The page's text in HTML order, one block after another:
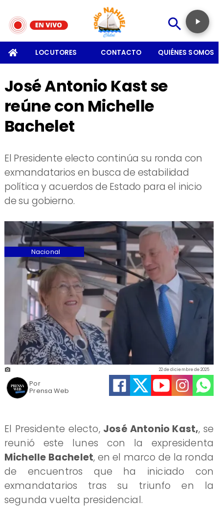
LOCUTORES CONTACTO QUIÉNES SOMOS
José Antonio Kast se
reúne con Michelle
Bachelet
El Presidente electo continúa su ronda con
exmandatarios en busca de estabilidad
política y acuerdos de Estado para el inicio
de su gobierno.
Prensa Web
22 de diciembre de 2025
Nacional
Por
El Presidente electo, José Antonio Kast,, se
reunió este lunes con la expresidenta
Michelle Bachelet, en el marco de la ronda
de encuentros que ha iniciado con
exmandatarios tras su triunfo en la
segunda vuelta presidencial.